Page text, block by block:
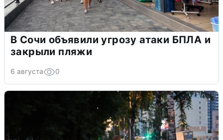
В Сочи объявили угрозу атаки БПЛА и
закрыли пляжи
6 августа 0